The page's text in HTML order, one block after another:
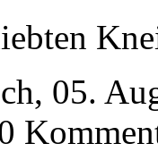
05.